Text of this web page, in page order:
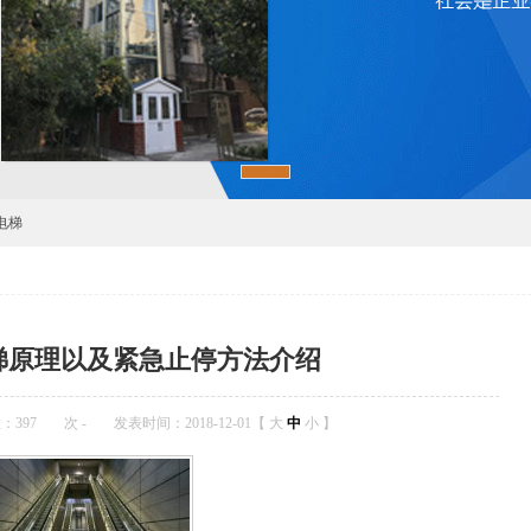
梯
理以及紧急止停方法介绍
397 次 - 发表时间：2018-12-01【 大 中 小 】